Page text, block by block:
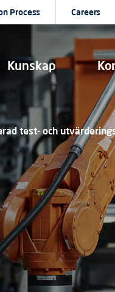
Kunskap
Process Careers
test- och